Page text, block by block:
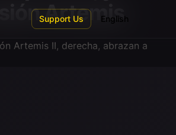
Support Us English
Artemis